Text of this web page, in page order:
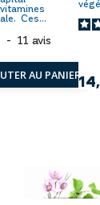
Ces...
AU PANIER
- 11 avis
Prix